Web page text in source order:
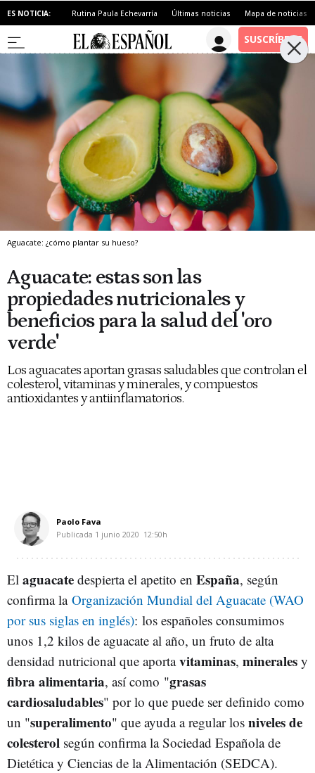
ES NOTICIA: Rutina Paula Echevarría Últimas noticias Mapa de noticias
Aguacate: ¿cómo plantar su hueso?
Aguacate: estas son las
propiedades nutricionales y
beneficios para la salud del 'oro
verde'
Los aguacates aportan grasas saludables que controlan el
colesterol, vitaminas y minerales, y compuestos
antioxidantes y antiinflamatorios.
Paolo Fava
Publicada 1 junio 2020 12:50h
El aguacate despierta el apetito en España, según
confirma la Organización Mundial del Aguacate (WAO
por sus siglas en inglés): los españoles consumimos
unos 1,2 kilos de aguacate al año, un fruto de alta
densidad nutricional que aportavitaminas, minerales y
fibra alimentaria, así como "grasas
cardiosaludables" por lo que puede ser definido como
un "superalimento" que ayuda a regular los niveles de
colesterol según confirmala Sociedad Española de
Dietética y Ciencias de la Alimentación (SEDCA).